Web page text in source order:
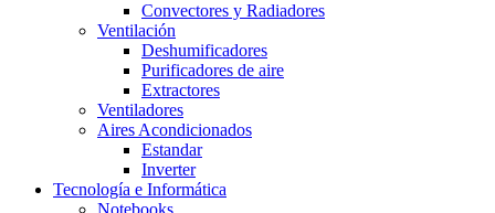
Convectores y Radiadores
Ventilación
Deshumificadores
Purificadores de aire
Extractores
Ventiladores
Aires Acondicionados
Estandar
Inverter
Tecnología e Informática
Notebooks